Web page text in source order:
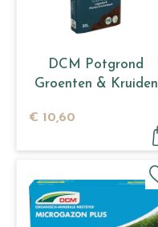
DCM Potgrond
Groenten & Kruiden
€ 10,60